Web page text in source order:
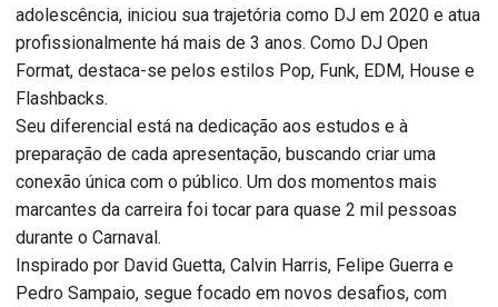
adolescência, iniciou sua trajetória como DJ em 2020 e atua
profissionalmente há mais de 3 anos. Como DJ Open
Format, destaca-se pelos estilos Pop, Funk, EDM, House e
Flashbacks.
Seu diferencial está na dedicação aos estudos e à
preparação de cada apresentação, buscando criar uma
conexão única com o público. Um dos momentos mais
marcantes da carreira foi tocar para quase 2 mil pessoas
durante o Carnaval.
Inspirado por David Guetta, Calvin Harris, Felipe Guerra e
Pedro Sampaio, segue focado em novos desafios, com